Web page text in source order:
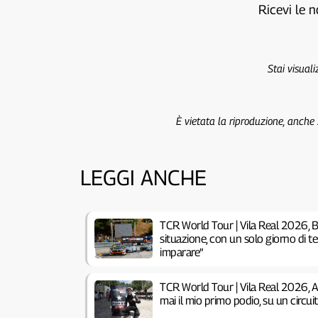
Ricevi le
Stai
È vietata la riproduzione,
LEGGI ANCHE
TCR World Tour | Vila Real 2026,
situazione, con un solo giorno di
imparare”
TCR World Tour | Vila Real 2026,
mai il mio primo podio, su un